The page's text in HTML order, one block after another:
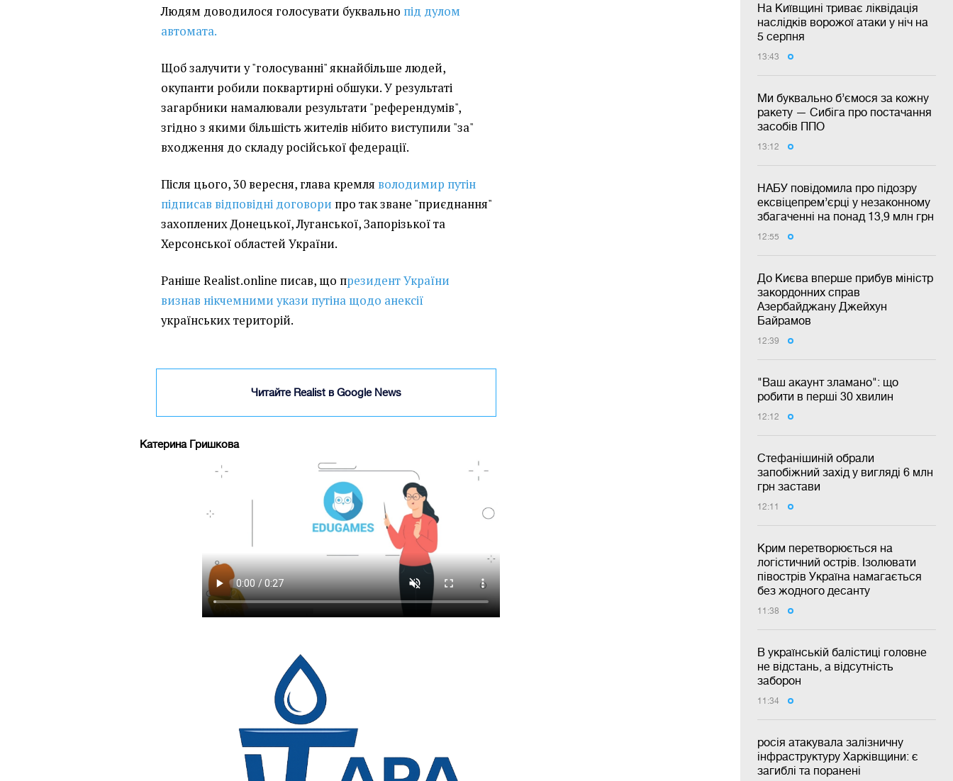
На Київщині триває ліквідація
наслідків ворожої атаки у ніч на
5 серпня
13:43
Ми буквально б’ємося за кожну
ракету — Сибіга про постачання
засобів ППО
13:12
НАБУ повідомила про підозру
ексвіцепрем’єрці у незаконному
збагаченні на понад 13,9 млн грн
12:55
До Києва вперше прибув міністр
закордонних справ
Азербайджану Джейхун
Байрамов
12:39
"Ваш акаунт зламано": що
робити в перші 30 хвилин
12:12
Стефанішиній обрали
запобіжний захід у вигляді 6 млн
грн застави
12:11
Крим перетворюється на
логістичний острів. Ізолювати
півострів Україна намагається
без жодного десанту
11:38
В українській балістиці головне
не відстань, а відсутність
заборон
11:34
росія атакувала залізничну
інфраструктуру Харківщини: є
загиблі та поранені
Людям доводилося голосувати буквально під дулом
автомата.
Щоб залучити у "голосуванні" якнайбільше людей,
окупанти робили поквартирні обшуки. У результаті
загарбники намалювали результати "референдумів",
згідно з якими більшість жителів нібито виступили "за"
входження до складу російської федерації.
Після цього, 30 вересня, глава кремля володимир путін
підписав відповідні договори про так зване "приєднання"
захоплених Донецької, Луганської, Запорізької та
Херсонської областей України.
Раніше Realist.online писав, що президент України
визнав нікчемними укази путіна щодо анексії
українських територій.
Читайте Realist в Google News
Катерина Гришкова